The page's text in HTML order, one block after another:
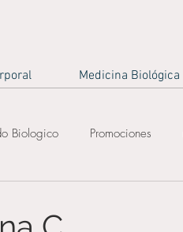
Medicina Biológica
Biologico Promociones